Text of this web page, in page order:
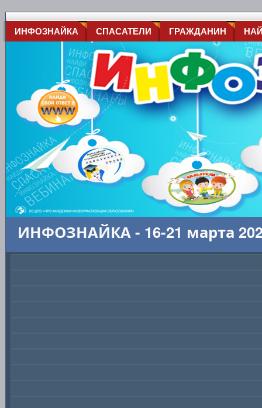
ИНФОЗНАЙКА СПАСАТЕЛИ ГРАЖДАНИН
ИНФОЗНАЙКА - 16-21 марта